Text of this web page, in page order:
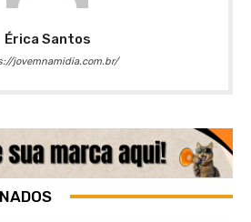
Érica Santos
jovemnamidia.com.br/